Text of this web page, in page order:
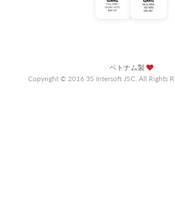
ベトナム製
Copyright © 2016 3S Intersoft JSC. All Rights